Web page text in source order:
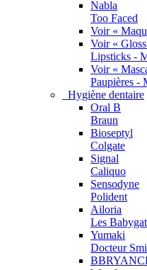
Nabla
Too Faced
Voir «
Voir «
Lipsticks -
Voir «
Paupières -
Hygiène dentaire
Oral B
Braun
Bioseptyl
Colgate
Signal
Caliquo
Sensodyne
Polident
Ailoria
Les
Yumaki
Docteur